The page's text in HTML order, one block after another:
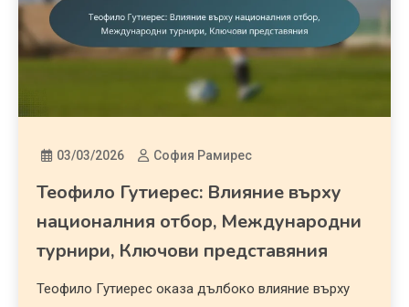
03/03/2026 София Рамирес
Теофило Гутиерес: Влияние върху
националния отбор, Международни
турнири, Ключови представяния
Теофило Гутиерес оказа дълбоко влияние върху